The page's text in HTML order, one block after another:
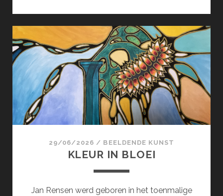
29/06/2026 / BEELDENDE KUNST
KLEUR IN BLOEI
Jan Rensen werd geboren in het toenmalige